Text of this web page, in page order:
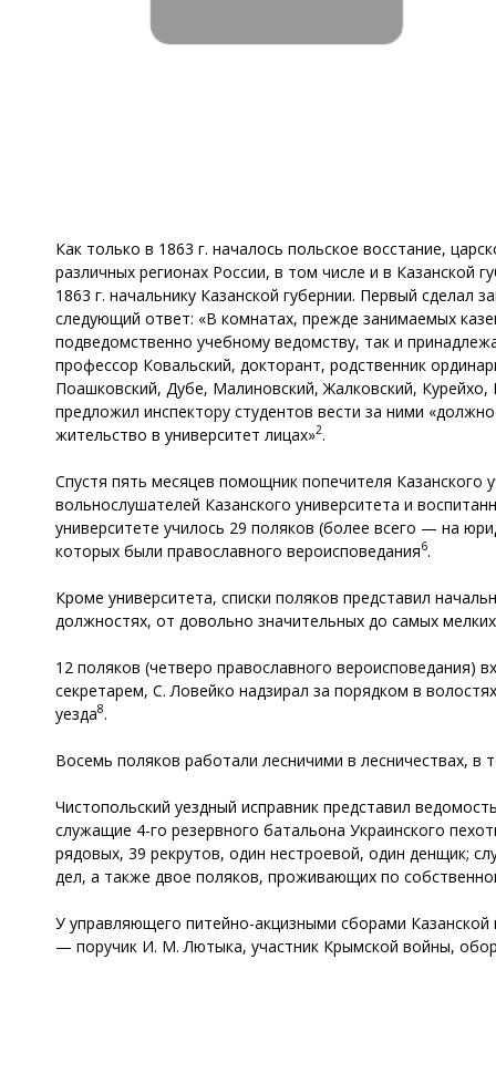
Как только в 1863 г. началось польское восстание,
различных регионах России, в том числе и в Казанской
1863 г. начальнику Казанской губернии. Первый сделал
следующий ответ: «В комнатах, прежде занимаемых
подведомственно учебному ведомству, так и
профессор Ковальский, докторант, родственник
Поашковский, Дубе, Малиновский, Жалковский,
предложил инспектору студентов вести за ними
жительство в университет лицах»2.
Спустя пять месяцев помощник попечителя Казанского
вольнослушателей Казанского университета и
университете училось 29 поляков (более всего — на
которых были православного вероисповедания6.
Кроме университета, списки поляков представил
должностях, от довольно значительных до самых мелких
12 поляков (четверо православного вероисповедания)
секретарем, С. Ловейко надзирал за порядком в
уезда8.
Восемь поляков работали лесничими в лесничествах,
Чистопольский уездный исправник представил
служащие 4-го резервного батальона Украинского
рядовых, 39 рекрутов, один нестроевой, один денщик;
дел, а также двое поляков, проживающих по
У управляющего питейно-акцизными сборами
— поручик И. М. Лютыка, участник Крымской войны,